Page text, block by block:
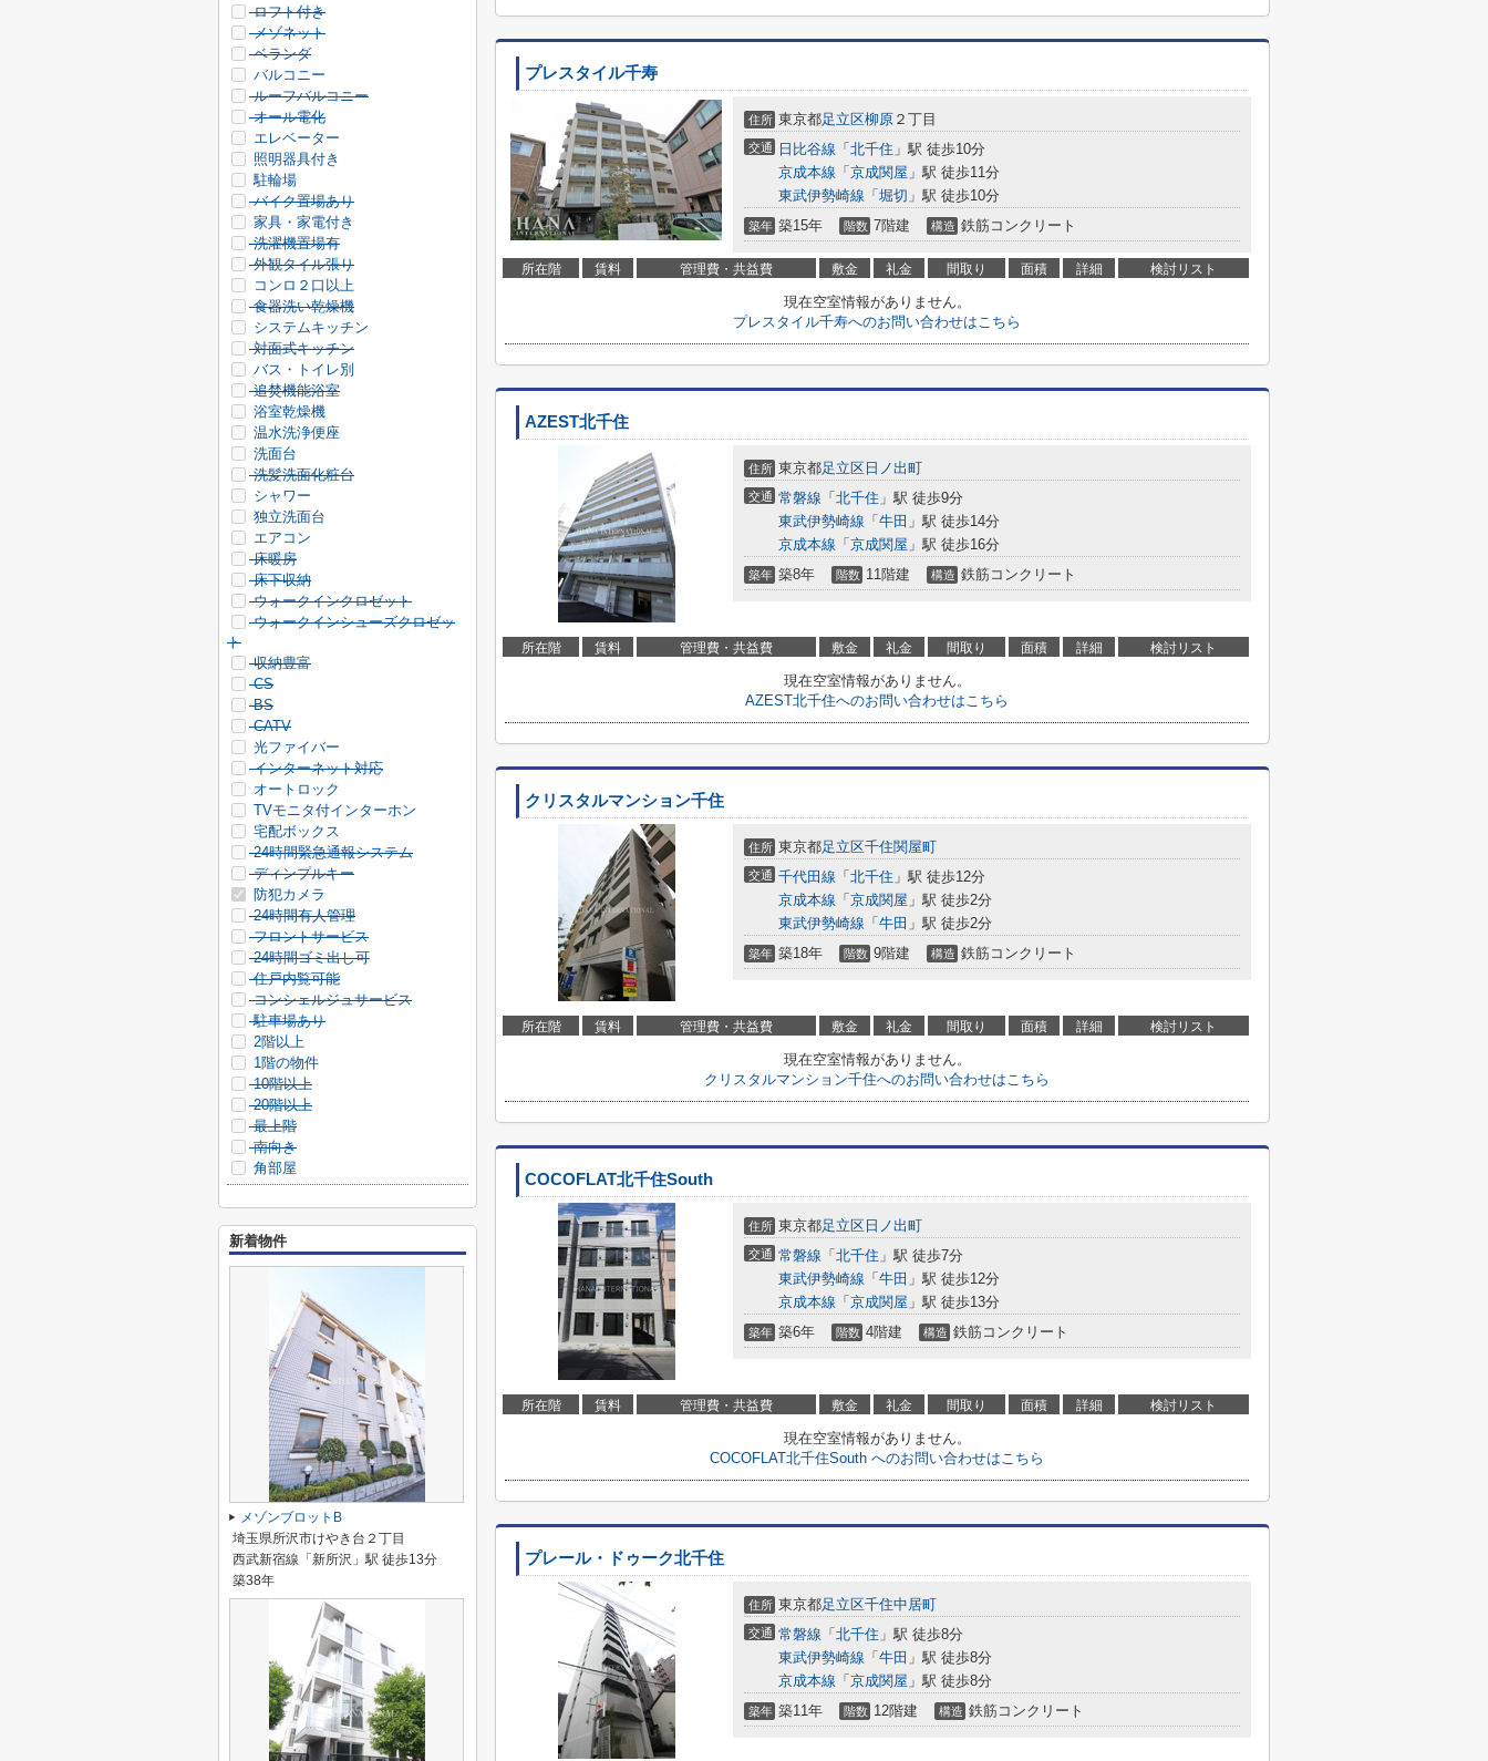
プレスタイル千寿
住所 東京都足立区柳原 ２丁目
交通 日比谷線 「 北千住 」駅 徒歩10分
京成本線 「 京成関屋 」駅 徒歩11分
東武伊勢崎線 「 堀切 」駅 徒歩10分
築年 築15年 階数 7階建 構造 鉄筋コンクリート
所在階 賃料 管理費・共益費 敷金 礼金 間取り 面積 詳細 検討リスト
現在空室情報がありません。
プレスタイル千寿へのお問い合わせはこちら
AZEST北千住
住所 東京都足立区 日ノ出町
交通 常磐線 「 北千住 」駅 徒歩9分
東武伊勢崎線 「 牛田 」駅 徒歩14分
京成本線 「 京成関屋 」駅 徒歩16分
築年 築8年 階数 11階建 構造 鉄筋コンクリート
所在階 賃料 管理費・共益費 敷金 礼金 間取り 面積 詳細 検討リスト
現在空室情報がありません。
AZEST北千住へのお問い合わせはこちら
クリスタルマンション千住
住所 東京都足立区千住関屋町
交通 千代田線 「 北千住 」駅 徒歩12分
京成本線 「 京成関屋 」駅 徒歩2分
東武伊勢崎線 「 牛田 」駅 徒歩2分
築年 築18年 階数 9階建 構造 鉄筋コンクリート
所在階 賃料 管理費・共益費 敷金 礼金 間取り 面積 詳細 検討リスト
現在空室情報がありません。
クリスタルマンション千住へのお問い合わせはこちら
COCOFLAT北千住South
住所 東京都足立区 日ノ出町
交通 常磐線 「 北千住 」駅 徒歩7分
東武伊勢崎線 「 牛田 」駅 徒歩12分
京成本線 「 京成関屋 」駅 徒歩13分
築年 築6年 階数 4階建 構造 鉄筋コンクリート
所在階 賃料 管理費・共益費 敷金 礼金 間取り 面積 詳細 検討リスト
現在空室情報がありません。
COCOFLAT北千住South へのお問い合わせはこちら
プレール・ドゥーク北千住
住所 東京都足立区千住中居町
交通 常磐線 「 北千住 」駅 徒歩8分
東武伊勢崎線 「 牛田 」駅 徒歩8分
京成本線 「 京成関屋 」駅 徒歩8分
築年 築11年 階数 12階建 構造 鉄筋コンクリート
ロフト付き
メゾネット
ベランダ
バルコニー
ルーフバルコニー
オール電化
エレベーター
照明器具付き
駐輪場
バイク置場あり
家具・家電付き
洗濯機置場有
外観タイル張り
コンロ２口以上
食器洗い乾燥機
システムキッチン
対面式キッチン
バス・トイレ別
追焚機能浴室
浴室乾燥機
温水洗浄便座
洗面台
洗髪洗面化粧台
シャワー
独立洗面台
エアコン
床暖房
床下収納
ウォークインクロゼット
ウォークインシューズクロゼッ
ト
収納豊富
CS
BS
CATV
光ファイバー
インターネット対応
オートロック
TVモニタ付インターホン
宅配ボックス
24時間緊急通報システム
ディンプルキー
防犯カメラ
24時間有人管理
フロントサービス
24時間ゴミ出し可
住戸内覧可能
コンシェルジュサービス
駐車場あり
2階以上
1階の物件
10階以上
20階以上
最上階
南向き
角部屋
新着物件
メゾンブロットB
埼玉県所沢市けやき台２丁目
西武新宿線「新所沢」駅 徒歩13分
築38年